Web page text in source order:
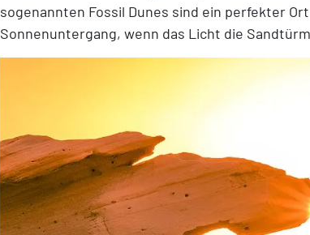
sogenannten Fossil Dunes sind ein perfekter
Sonnenuntergang, wenn das Licht die